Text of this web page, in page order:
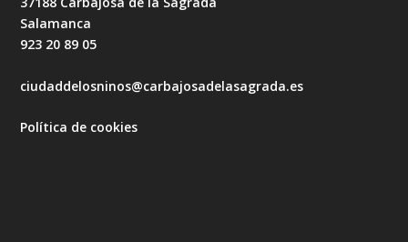
Salamanca
923 20 89 05
ciudaddelosninos@carbajosadelasagrada.es
Política de cookies